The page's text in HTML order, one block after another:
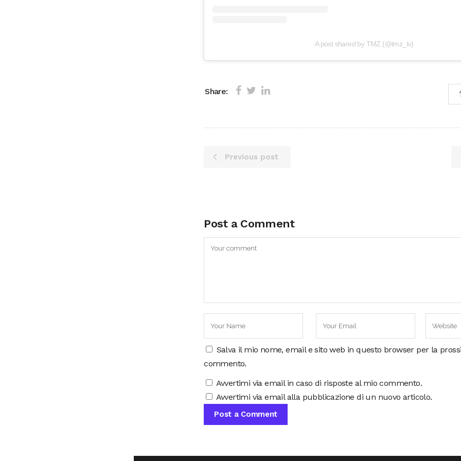
A post shared by TMZ (@tmz_tv)
Share:
Previous post
Post a Comment
Salva il mio nome, email e sito web in questo browser per la
commento.
Avvertimi via email in caso di risposte al mio commento.
Avvertimi via email alla pubblicazione di un nuovo articolo.